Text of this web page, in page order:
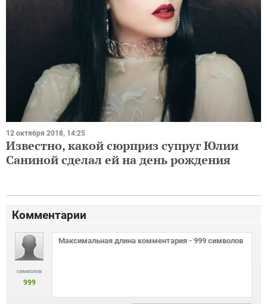
12 октября 2018, 14:25
Известно, какой сюрприз супруг Юлии
Саниной сделал ей на день рождения
Комментарии
символов
999